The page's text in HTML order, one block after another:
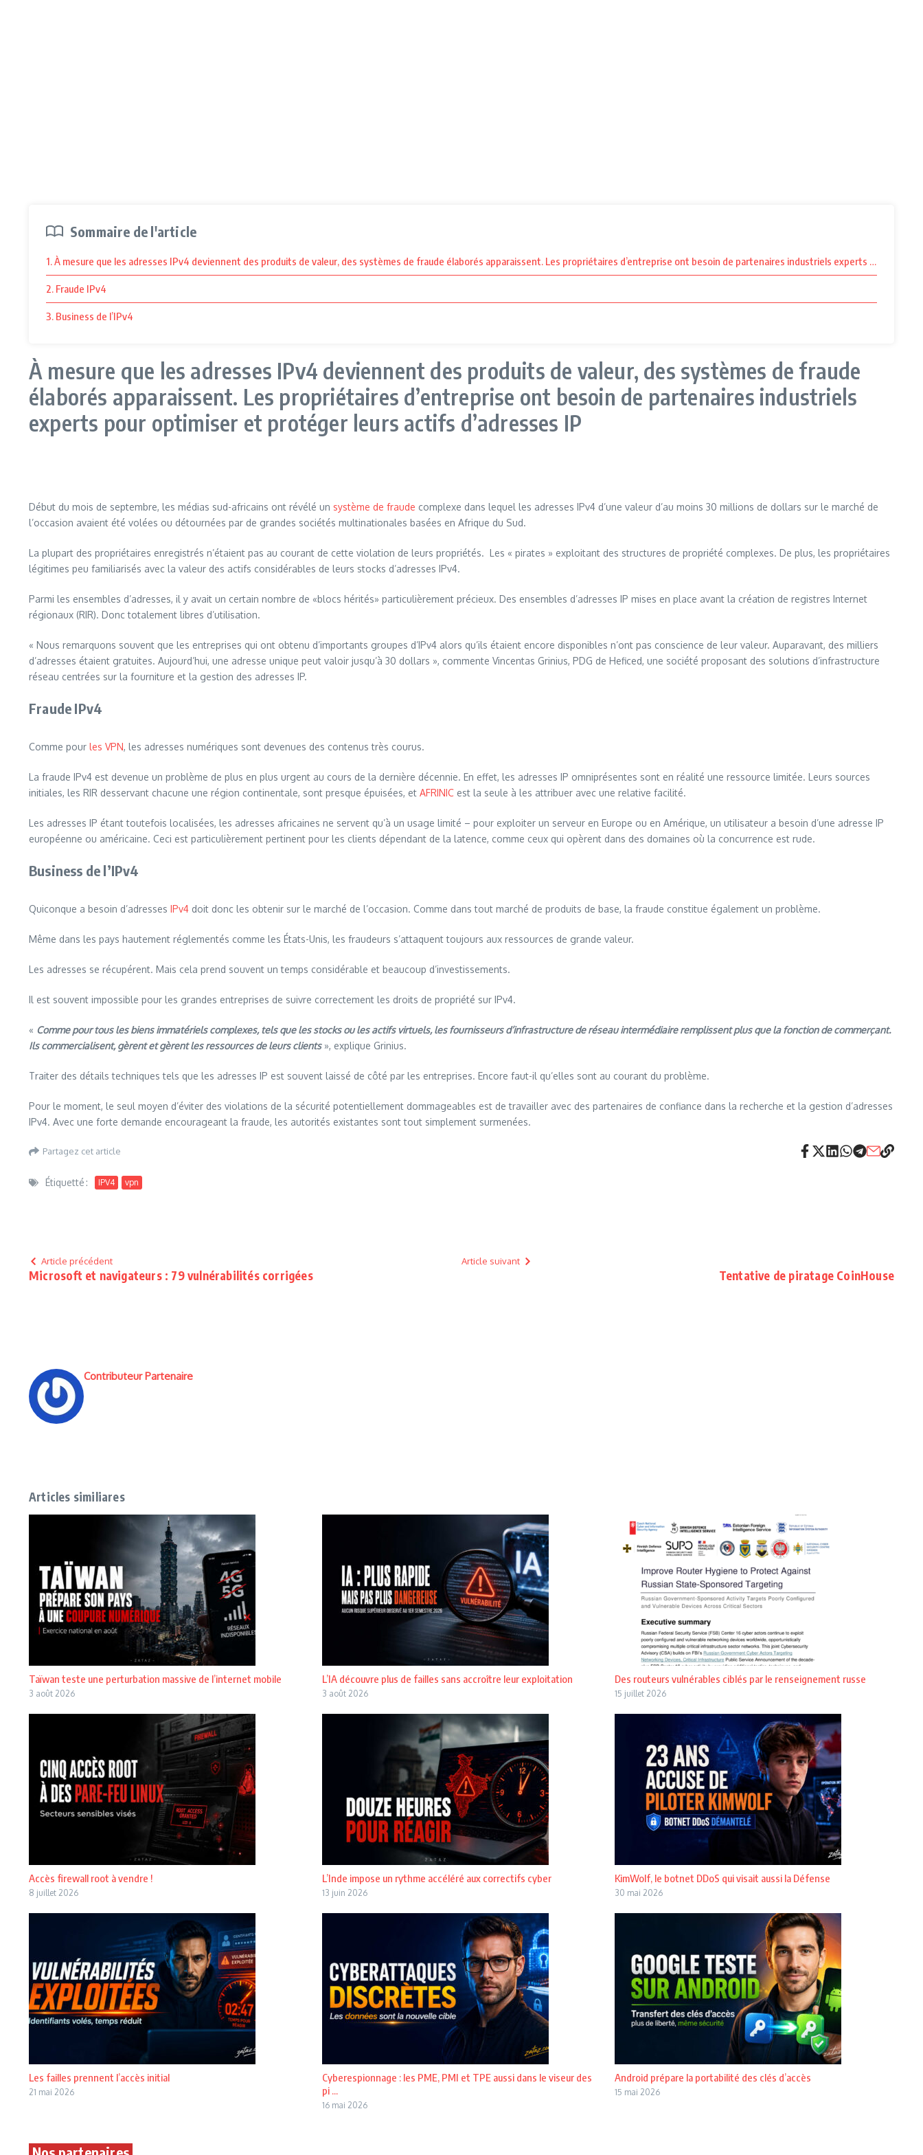
Sommaire de l'article
1. À mesure que les adresses IPv4 deviennent des produits de valeur, des systèmes de fraude élaborés apparaissent. Les propriétaires d’entreprise ont besoin de partenaires industriels experts pour
2. Fraude IPv4
3. Business de l’IPv4
À mesure que les adresses IPv4 deviennent des produits de valeur, des systèmes de fraude
élaborés apparaissent. Les propriétaires d’entreprise ont besoin de partenaires industriels
experts pour optimiser et protéger leurs actifs d’adresses IP
Début du mois de septembre, les médias sud-africains ont révélé un système de fraude complexe dans lequel les adresses IPv4 d’une valeur d’au moins 30 millions de dollars sur le marché de
l’occasion avaient été volées ou détournées par de grandes sociétés multinationales basées en Afrique du Sud.
La plupart des propriétaires enregistrés n’étaient pas au courant de cette violation de leurs propriétés. Les « pirates » exploitant des structures de propriété complexes. De plus, les propriétaires
légitimes peu familiarisés avec la valeur des actifs considérables de leurs stocks d’adresses IPv4.
Parmi les ensembles d’adresses, il y avait un certain nombre de «blocs hérités» particulièrement précieux. Des ensembles d’adresses IP mises en place avant la création de registres Internet
régionaux (RIR). Donc totalement libres d’utilisation.
« Nous remarquons souvent que les entreprises qui ont obtenu d’importants groupes d’IPv4 alors qu’ils étaient encore disponibles n’ont pas conscience de leur valeur. Auparavant, des milliers
d’adresses étaient gratuites. Aujourd’hui, une adresse unique peut valoir jusqu’à 30 dollars », commente Vincentas Grinius, PDG de Heficed, une société proposant des solutions d’infrastructure
réseau centrées sur la fourniture et la gestion des adresses IP.
Fraude IPv4
Comme pour les VPN, les adresses numériques sont devenues des contenus très courus.
La fraude IPv4 est devenue un problème de plus en plus urgent au cours de la dernière décennie. En effet, les adresses IP omniprésentes sont en réalité une ressource limitée. Leurs sources
initiales, les RIR desservant chacune une région continentale, sont presque épuisées, et AFRINIC est la seule à les attribuer avec une relative facilité.
Les adresses IP étant toutefois localisées, les adresses africaines ne servent qu’à un usage limité – pour exploiter un serveur en Europe ou en Amérique, un utilisateur a besoin d’une adresse IP
européenne ou américaine. Ceci est particulièrement pertinent pour les clients dépendant de la latence, comme ceux qui opèrent dans des domaines où la concurrence est rude.
Business de l’IPv4
Quiconque a besoin d’adresses IPv4 doit donc les obtenir sur le marché de l’occasion. Comme dans tout marché de produits de base, la fraude constitue également un problème.
Même dans les pays hautement réglementés comme les États-Unis, les fraudeurs s’attaquent toujours aux ressources de grande valeur.
Les adresses se récupérent. Mais cela prend souvent un temps considérable et beaucoup d’investissements.
Il est souvent impossible pour les grandes entreprises de suivre correctement les droits de propriété sur IPv4.
« Comme pour tous les biens immatériels complexes, tels que les stocks ou les actifs virtuels, les fournisseurs d’infrastructure de réseau intermédiaire remplissent plus que la fonction de commerçant.
Ils commercialisent, gèrent et gèrent les ressources de leurs clients», explique Grinius.
Traiter des détails techniques tels que les adresses IP est souvent laissé de côté par les entreprises. Encore faut-il qu’elles sont au courant du problème.
Pour le moment, le seul moyen d’éviter des violations de la sécurité potentiellement dommageables est de travailler avec des partenaires de confiance dans la recherche et la gestion d’adresses
IPv4. Avec une forte demande encourageant la fraude, les autorités existantes sont tout simplement surmenées.
Partagez cet article
Étiquetté : IPV4 vpn
Article précédent
Microsoft et navigateurs : 79 vulnérabilités corrigées
Article suivant
Tentative de piratage CoinHouse
Contributeur Partenaire
Articles similiares
Taïwan teste une perturbation massive de l’internet mobile
3 août 2026
L’IA découvre plus de failles sans accroître leur exploitation
3 août 2026
Des routeurs vulnérables ciblés par le renseignement russe
15 juillet 2026
Accès firewall root à vendre !
8 juillet 2026
L’Inde impose un rythme accéléré aux correctifs cyber
13 juin 2026
KimWolf, le botnet DDoS qui visait aussi la Défense
30 mai 2026
Les failles prennent l’accès initial
21 mai 2026
Cyberespionnage : les PME, PMI et TPE aussi dans le viseur des
pi ...
16 mai 2026
Android prépare la portabilité des clés d’accès
15 mai 2026